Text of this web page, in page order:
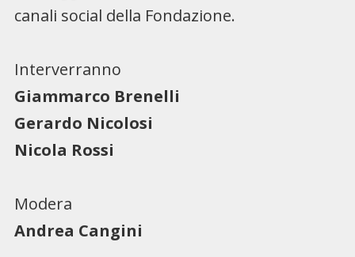
canali social della Fondazione.
Interverranno
Giammarco Brenelli
Gerardo Nicolosi
Nicola Rossi
Modera
Andrea Cangini